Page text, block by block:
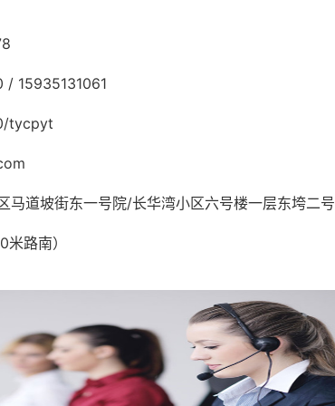
/ 15935131061
tycpyt
马道坡街东一号院/长华湾小区六号楼一层东垮二号
米路南）